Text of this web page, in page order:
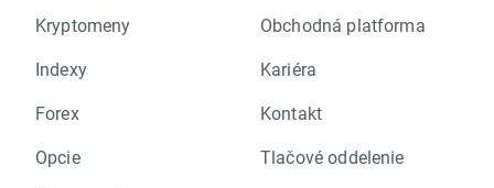
Kryptomeny
Indexy
Forex
Opcie
Obchodná platforma
Kariéra
Kontakt
Tlačové oddelenie